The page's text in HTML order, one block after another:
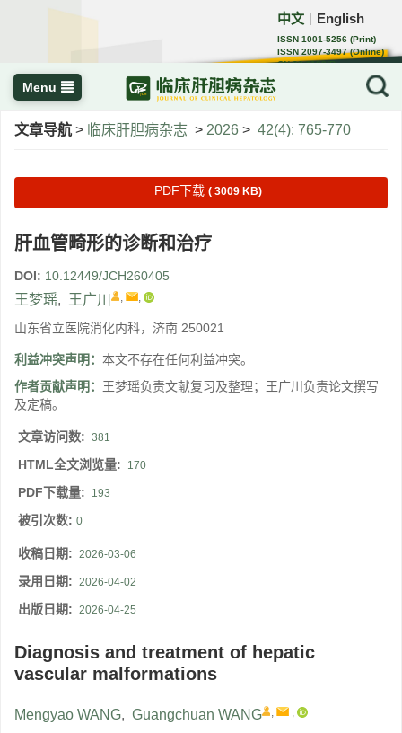
中文 English
ISSN 1001-5256 (Print)
ISSN 2097-3497 (Online)
CN 22-1108/R
Menu
文章导航 > 临床肝胆病杂志 > 2026 > 42(4): 765-770
PDF下载 ( 3009 KB)
肝血管畸形的诊断和治疗
DOI: 10.12449/JCH260405
王梦瑶, 王广川 , ,
山东省立医院消化内科，济南 250021
利益冲突声明： 本文不存在任何利益冲突。
作者贡献声明： 王梦瑶负责文献复习及整理；王广川负责论文撰写
及定稿。
文章访问数: 381
HTML全文浏览量: 170
PDF下载量: 193
被引次数: 0
收稿日期: 2026-03-06
录用日期: 2026-04-02
出版日期: 2026-04-25
Diagnosis and treatment of hepatic
vascular malformations
Mengyao WANG, Guangchuan WANG , ,